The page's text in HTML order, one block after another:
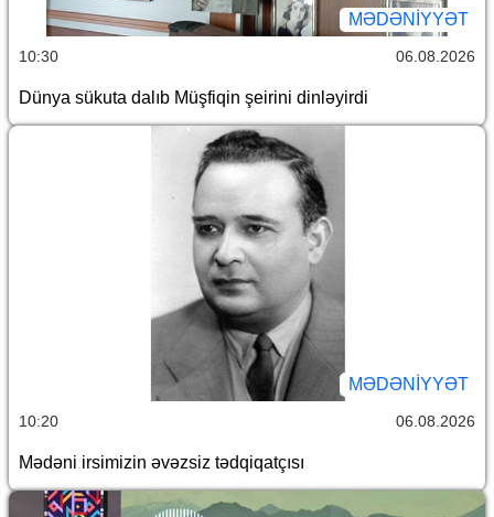
MƏDƏNIYYƏT
10:30 06.08.2026
Dünya sükuta dalıb Müşfiqin şeirini dinləyirdi
MƏDƏNIYYƏT
10:20 06.08.2026
Mədəni irsimizin əvəzsiz tədqiqatçısı